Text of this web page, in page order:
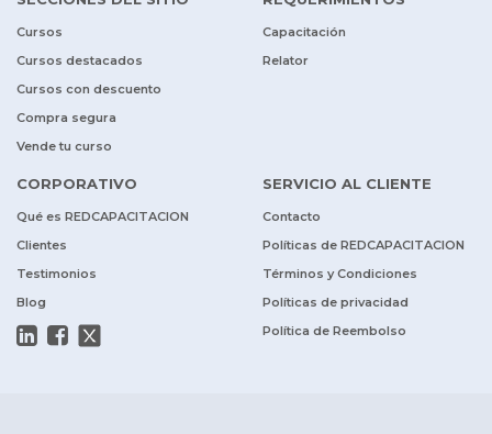
Cursos
Cursos destacados
Cursos con descuento
Compra segura
Vende tu curso
Capacitación
Relator
CORPORATIVO
Qué es REDCAPACITACION
Clientes
Testimonios
Blog
SERVICIO AL CLIENTE
Contacto
Políticas de REDCAPACITACION
Términos y Condiciones
Políticas de privacidad
Política de Reembolso